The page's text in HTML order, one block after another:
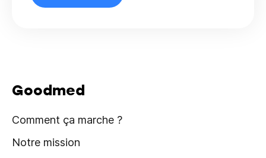
Goodmed
Comment ça marche ?
Notre mission